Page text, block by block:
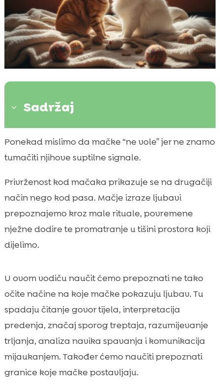
3 Sadržaj
 Što zapravo znači mačja privrženost i zašto
je često suptilna

Govor tijela: rep, uši i držanje kao znakovi
ljubavi
 Mačje predenje: kada je znak zadovoljstva,
a kada nije
 Sporo treptanje i kontakt očima: mačji
komunikacija

Gnječenje šapama i “mijesenje”: povratak u
sigurno djetinjstvo
 Donošenje “poklona” i praćenje po stanu
 Spavanje blizu nas: sigurnost, toplina i
povjerenje
Njega i “grooming”: lizanje nas ili drugih
mačaka
Ponekad mislimo da mačke “ne vole” jer ne znamo
tumačiti njihove suptilne signale.
Privrženost kod mačaka prikazuje se na drugačiji
način nego kod pasa. Mačje izraze ljubavi
prepoznajemo kroz male rituale, povremene
nježne dodire te promatranje u tišini prostora koji
dijelimo.
U ovom vodiču naučit ćemo prepoznati ne tako
očite načine na koje mačke pokazuju ljubav. Tu
spadaju čitanje govor tijela, interpretacija
predenja, značaj sporog treptaja, razumijevanje
trljanja, analiza navika spavanja i komunikacija
mijaukanjem. Također ćemo naučiti prepoznati
granice koje mačke postavljaju.